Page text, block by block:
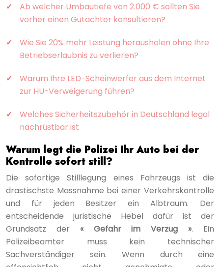
Ab welcher Umbautiefe von 2.000 € sollten Sie
vorher einen Gutachter konsultieren?
Wie Sie 20% mehr Leistung herausholen ohne Ihre
Betriebserlaubnis zu verlieren?
Warum Ihre LED-Scheinwerfer aus dem Internet
zur HU-Verweigerung führen?
Welches Sicherheitszubehör in Deutschland legal
nachrüstbar ist
Warum legt die Polizei Ihr Auto bei der
Kontrolle sofort still?
Die sofortige Stilllegung eines Fahrzeugs ist die
drastischste Massnahme bei einer Verkehrskontrolle
und für jeden Besitzer ein Albtraum. Der
entscheidende juristische Hebel dafür ist der
Grundsatz der « Gefahr im Verzug ». Ein
Polizeibeamter muss kein technischer
Sachverständiger sein. Wenn durch eine